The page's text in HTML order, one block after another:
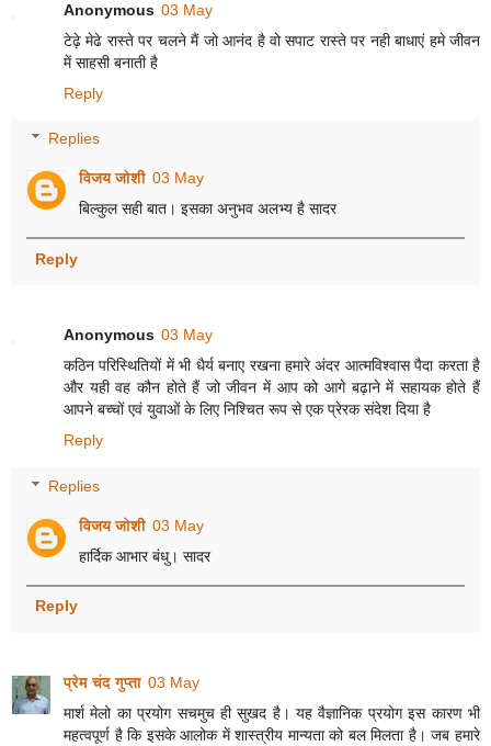
Anonymous 03 May
टेढ़े मेढे रास्ते पर चलने मैं जो आनंद है वो सपाट रास्ते पर नही बाधाएं हमे जीवन
में साहसी बनाती है
Reply
Replies
विजय जोशी 03 May
बिल्कुल सही बात। इसका अनुभव अलभ्य है सादर
Reply
Anonymous 03 May
कठिन परिस्थितियों में भी धैर्य बनाए रखना हमारे अंदर आत्मविश्वास पैदा करता है
और यही वह कौन होते हैं जो जीवन में आप को आगे बढ़ाने में सहायक होते हैं
आपने बच्चों एवं युवाओं के लिए निश्चित रूप से एक प्रेरक संदेश दिया है
Reply
Replies
विजय जोशी 03 May
हार्दिक आभार बंधु। सादर
Reply
प्रेम चंद गुप्ता 03 May
मार्श मेलो का प्रयोग सचमुच ही सुखद है। यह वैज्ञानिक प्रयोग इस कारण भी
महत्वपूर्ण है कि इसके आलोक में शास्त्रीय मान्यता को बल मिलता है। जब हमारे